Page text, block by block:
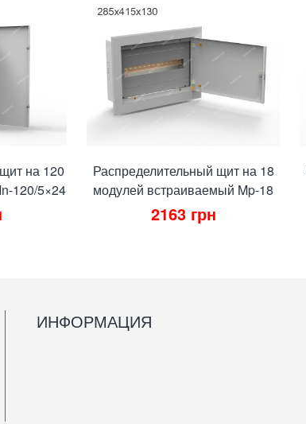
на 120
120/5×24
Распределительный щит на 18
модулей встраиваемый Mp-18
2163 грн
ИНФОРМАЦИЯ